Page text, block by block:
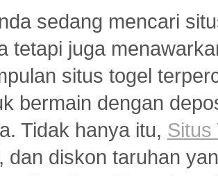
sedang mencari
tetapi juga
situs togel
bermain dengan
Tidak hanya itu, Situs
dan diskon taruhan